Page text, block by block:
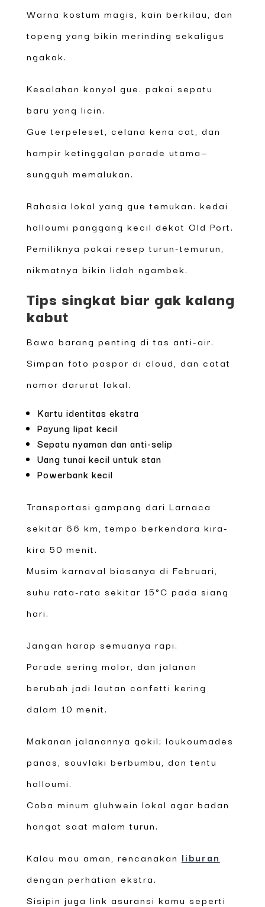
Warna kostum magis, kain berkilau, dan
topeng yang bikin merinding sekaligus
ngakak.
Kesalahan konyol gue: pakai sepatu
baru yang licin.
Gue terpeleset, celana kena cat, dan
hampir ketinggalan parade utama—
sungguh memalukan.
Rahasia lokal yang gue temukan: kedai
halloumi panggang kecil dekat Old Port.
Pemiliknya pakai resep turun-temurun,
nikmatnya bikin lidah ngambek.
Tips singkat biar gak kalang
kabut
Bawa barang penting di tas anti-air.
Simpan foto paspor di cloud, dan catat
nomor darurat lokal.
Kartu identitas ekstra
Payung lipat kecil
Sepatu nyaman dan anti-selip
Uang tunai kecil untuk stan
Powerbank kecil
Transportasi gampang dari Larnaca
sekitar 66 km, tempo berkendara kira-
kira 50 menit.
Musim karnaval biasanya di Februari,
suhu rata-rata sekitar 15°C pada siang
hari.
Jangan harap semuanya rapi.
Parade sering molor, dan jalanan
berubah jadi lautan confetti kering
dalam 10 menit.
Makanan jalanannya gokil; loukoumades
panas, souvlaki berbumbu, dan tentu
halloumi.
Coba minum gluhwein lokal agar badan
hangat saat malam turun.
Kalau mau aman, rencanakan liburan
dengan perhatian ekstra.
Sisipin juga link asuransi kamu seperti